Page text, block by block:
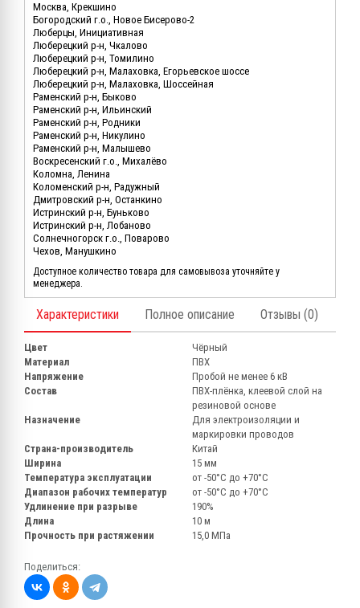
Москва, Крекшино
Богородский г.о., Новое Бисерово-2
Люберцы, Инициативная
Люберецкий р-н, Чкалово
Люберецкий р-н, Томилино
Люберецкий р-н, Малаховка, Егорьевское шоссе
Люберецкий р-н, Малаховка, Шоссейная
Раменский р-н, Быково
Раменский р-н, Ильинский
Раменский р-н, Родники
Раменский р-н, Никулино
Раменский р-н, Малышево
Воскресенский г.о., Михалёво
Коломна, Ленина
Коломенский р-н, Радужный
Дмитровский р-н, Останкино
Истринский р-н, Буньково
Истринский р-н, Лобаново
Солнечногорск г.о., Поварово
Чехов, Манушкино
Доступное количество товара для самовывоза уточняйте у
менеджера.
Характеристики Полное описание Отзывы (0)
Цвет
Чёрный
Материал
ПВХ
Напряжение
Пробой не менее 6 кВ
Состав
ПВХ-плёнка, клеевой слой на
резиновой основе
Назначение
Для электроизоляции и
маркировки проводов
Страна-производитель
Китай
Ширина
15 мм
Температура эксплуатации
от -50°С до +70°С
Диапазон рабочих температур
от -50°С до +70°С
Удлинение при разрыве
190%
Длина
10 м
Прочность при растяжении
15,0 МПа
Поделиться: